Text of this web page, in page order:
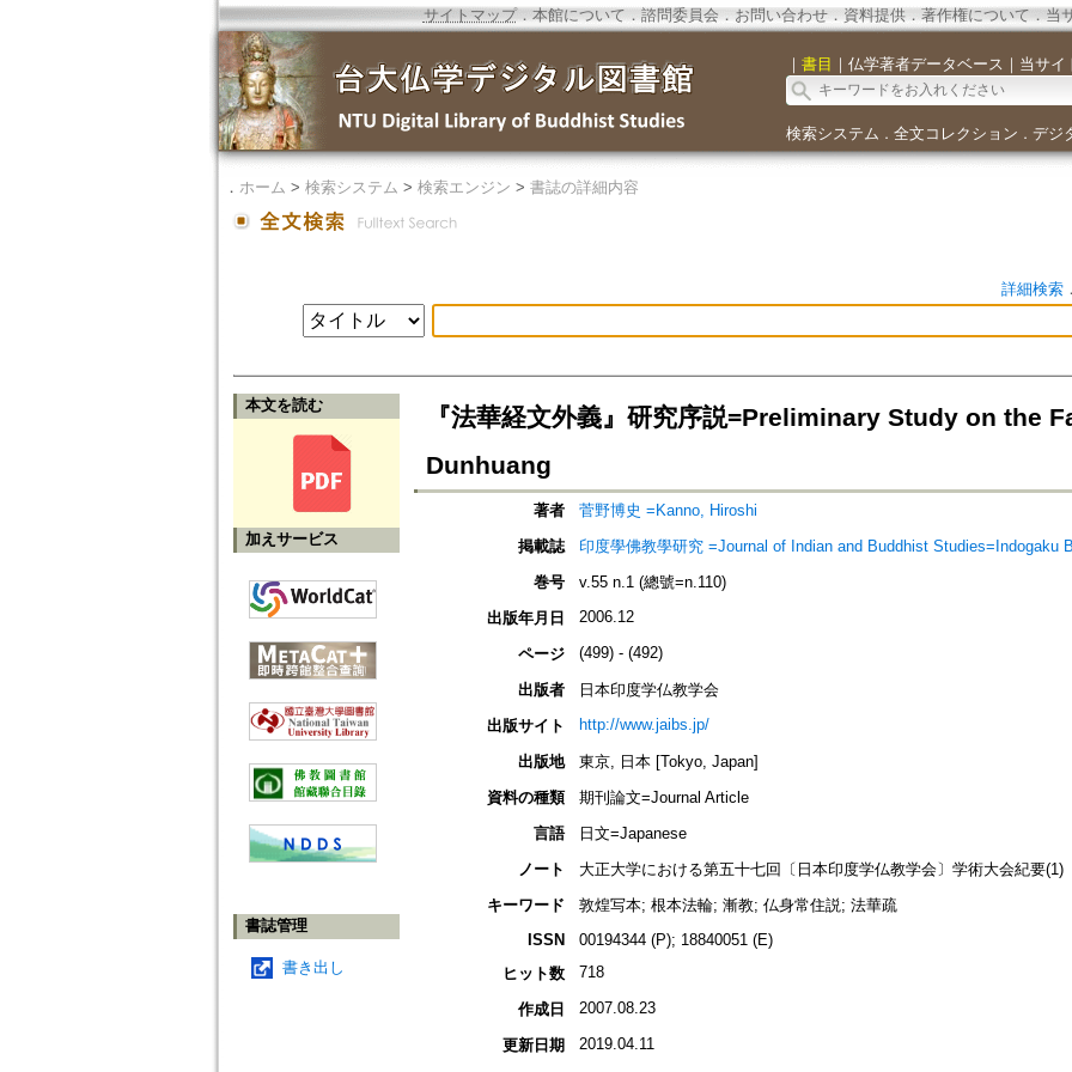
サイトマップ．本館について ． 諮問委員会． お問い合わせ． 資料提供． 著作権について．当
｜ 書目 ｜ 仏学著者データベース ｜ 当サイ
検索システム ． 全文コレクション ． デジ
． ホーム > 検索システム > 検索エンジン > 書誌の詳細内容
詳細検索．
本文を読む
加えサービス
書誌管理
書き出し
『法華経文外義』研究序説=Preliminary Study on the
Dunhuang
著者
菅野博史 =Kanno, Hiroshi
掲載誌
印度學佛教學研究 =Journal of Indian and Buddhist Studies=Indogaku
巻号
v.55 n.1 (總號=n.110)
出版年月日
2006.12
ページ (499) - (492)
出版者
日本印度学仏教学会
出版サイト
http://www.jaibs.jp/
出版地
東京, 日本 [Tokyo, Japan]
資料の種類
期刊論文=Journal Article
言語
日文=Japanese
ノート
大正大学における第五十七回〔日本印度学仏教学会〕学術大会紀要(1)
キーワード
敦煌写本; 根本法輪; 漸教; 仏身常住説; 法華疏
ISSN
00194344 (P); 18840051 (E)
ヒット数
718
作成日 2007.08.23
更新日期 2019.04.11